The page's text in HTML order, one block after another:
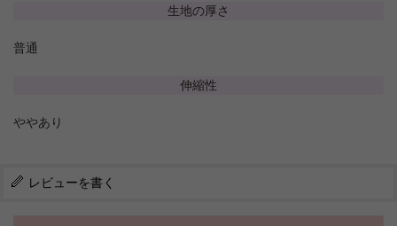
生地の厚さ
普通
伸縮性
ややあり
レビューを書く